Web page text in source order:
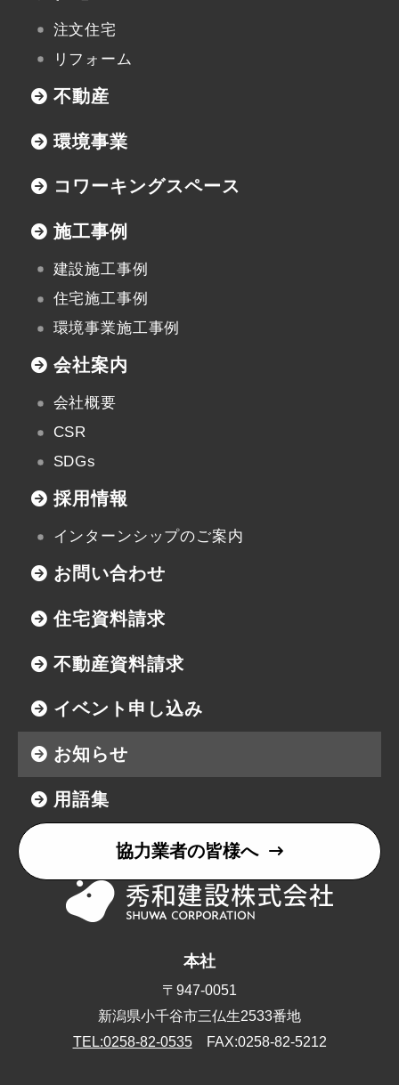
お知らせ
用語集
協力業者の皆様へ
新潟県小千谷市三仏生2533番地
TEL:0258-82-0535
注文住宅
リフォーム
不動産
環境事業
コワーキングスペース
施工事例
建設施工事例
住宅施工事例
環境事業施工事例
会社案内
会社概要
CSR
SDGs
採用情報
インターンシップのご案内
お問い合わせ
住宅資料請求
不動産資料請求
イベント申し込み
お知らせ
用語集
協力業者の皆様へ
本社
〒947-0051
新潟県小千谷市三仏生2533番地
TEL:0258-82-0535FAX:0258-82-5212